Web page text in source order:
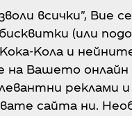
всички", Вие
(или
Кола и
на Вашето онлайн
реклами
сайта ни.